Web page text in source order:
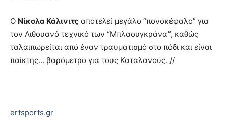
Ο Νίκολα Κάλινιτς αποτελεί μεγάλο “πονοκέφαλο” για
τον Λιθουανό τεχνικό των “Μπλαουγκράνα”, καθώς
ταλαιπωρείται από έναν τραυματισμό στο πόδι και είναι
παίκτης… βαρόμετρο για τους Καταλανούς. //
ertsports.gr